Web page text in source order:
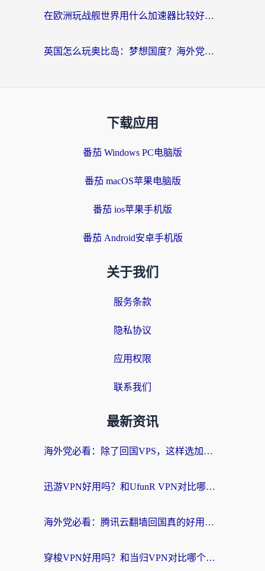
在欧洲玩战舰世界用什么加速器比较好用？老玩家亲测有效的低延迟方案
英国怎么玩奥比岛：梦想国度？海外党不卡攻略+加速器选择秘籍
下载应用
番茄 Windows PC电脑版
番茄 macOS苹果电脑版
番茄 ios苹果手机版
番茄 Android安卓手机版
关于我们
服务条款
隐私协议
应用权限
联系我们
最新资讯
海外党必看：除了回国VPS，这样选加速器也能无缝刷国内资源？
迅游VPN好用吗？和UfunR VPN对比哪个回国效果更好？海外党亲测避坑指南
海外党必看：腾讯云翻墙回国真的好用吗？+ 3步选对回国加速器指南
穿梭VPN好用吗？和当归VPN对比哪个回国效果更好？海外党亲测实用指南